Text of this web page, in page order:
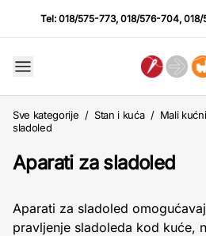
Tel:018/575-773,018/576-704,
Sve kategorije / Stan i kuća / Mali
sladoled
Aparati za sladoled
Aparati za sladoled
pravljenje sladoleda kod kuće,